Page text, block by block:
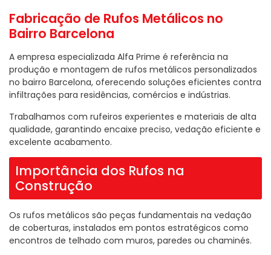
Fabricação de Rufos Metálicos no
Bairro Barcelona
A empresa especializada Alfa Prime é referência na
produção e montagem de rufos metálicos personalizados
no bairro Barcelona, oferecendo soluções eficientes contra
infiltrações para residências, comércios e indústrias.
Trabalhamos com rufeiros experientes e materiais de alta
qualidade, garantindo encaixe preciso, vedação eficiente e
excelente acabamento.
Importância dos Rufos na
Construção
Os rufos metálicos são peças fundamentais na vedação
de coberturas, instalados em pontos estratégicos como
encontros de telhado com muros, paredes ou chaminés.